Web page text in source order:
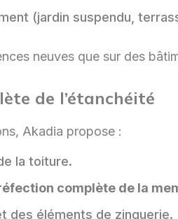
(jardin suspendu,
neuves que sur des
de l’étanchéité
Akadia propose :
la toiture.
complète de la
des éléments de zinguerie.